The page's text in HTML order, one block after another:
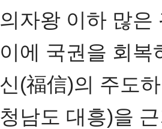
의자왕 이하 많은
이에 국권을 회복
신(福信)의 주도
청남도 대흥)을